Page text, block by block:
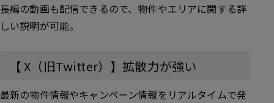
長編の動画も配信できるので、物件やエリアに関する詳
しい説明が可能。
【 X（旧Twitter）】拡散力が強い
最新の物件情報やキャンペーン情報をリアルタイムで発